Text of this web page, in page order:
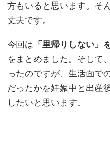
方もいると思います。そ
丈夫です。
今回は 「里帰りしない」
をまとめました。そして
ったのですが、生活面で
だったかを妊娠中と出産
したいと思います。